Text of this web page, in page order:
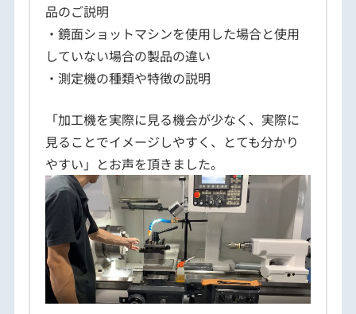
品のご説明
・鏡面ショットマシンを使用した場合と使用
していない場合の製品の違い
・測定機の種類や特徴の説明
「加工機を実際に見る機会が少なく、実際に
見ることでイメージしやすく、とても分かり
やすい」とお声を頂きました。